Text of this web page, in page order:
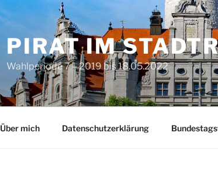
PIRAT IM
Wahlperiode 7 – 2019 bis 18.05.2022
Über mich Datenschutzerklärung